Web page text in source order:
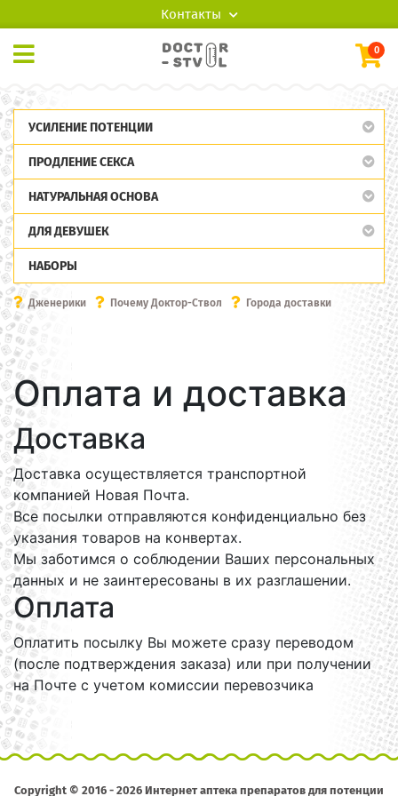
Контакты
0
УСИЛЕНИЕ ПОТЕНЦИИ
ПРОДЛЕНИЕ СЕКСА
НАТУРАЛЬНАЯ ОСНОВА
ДЛЯ ДЕВУШЕК
НАБОРЫ
Дженерики Почему Доктор-Ствол Города доставки
Оплата и доставка
Доставка
Доставка осуществляется транспортной
компанией Новая Почта.
Все посылки отправляются конфиденциально без
указания товаров на конвертах.
Мы заботимся о соблюдении Ваших персональных
данных и не заинтересованы в их разглашении.
Оплата
Оплатить посылку Вы можете сразу переводом
(после подтверждения заказа) или при получении
на Почте с учетом комиссии перевозчика
Copyright © 2016 - 2026 Интернет аптека препаратов для потенции